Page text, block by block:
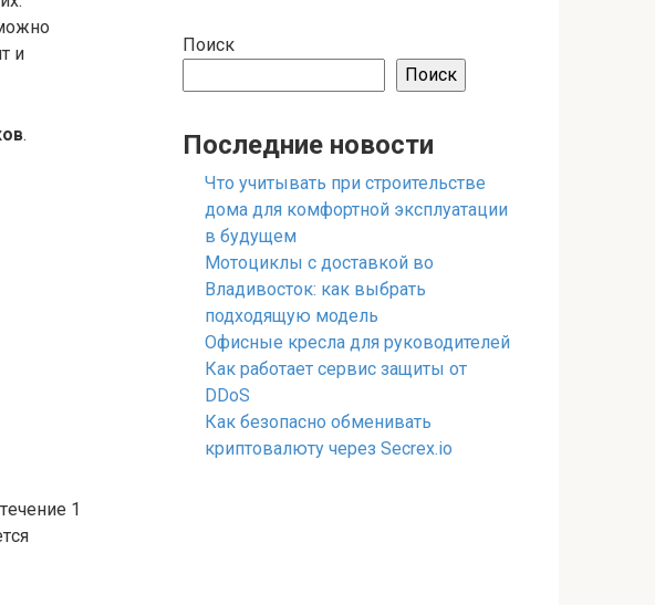
и
.
1
Поиск
Поиск
Последние новости
Что учитывать при строительстве
дома для комфортной эксплуатации
в будущем
Мотоциклы с доставкой во
Владивосток: как выбрать
подходящую модель
Офисные кресла для руководителей
Как работает сервис защиты от
DDoS
Как безопасно обменивать
криптовалюту через Secrex.io